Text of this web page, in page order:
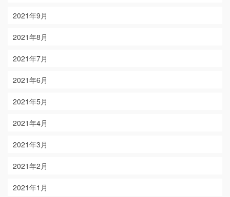
2021年9月
2021年8月
2021年7月
2021年6月
2021年5月
2021年4月
2021年3月
2021年2月
2021年1月